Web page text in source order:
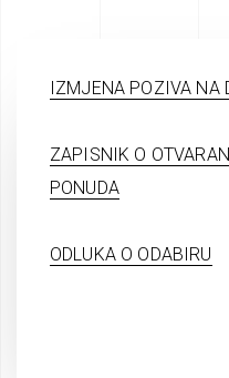
IZMJENA POZIVA NA
ZAPISNIK O
PONUDA
ODLUKA O ODABIRU